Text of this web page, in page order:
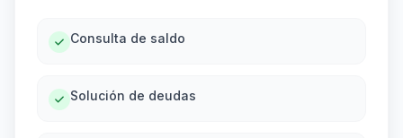
Consulta de saldo
Solución de deudas